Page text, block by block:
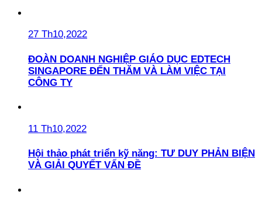
27 Th10,2022
ĐOÀN DOANH NGHIỆP GIÁO DỤC EDTECH
SINGAPORE ĐẾN THĂM VÀ LÀM VIỆC TẠI
CÔNG TY
11 Th10,2022
Hội thảo phát triển kỹ năng: TƯ DUY PHẢN BIỆN
VÀ GIẢI QUYẾT VẤN ĐỀ